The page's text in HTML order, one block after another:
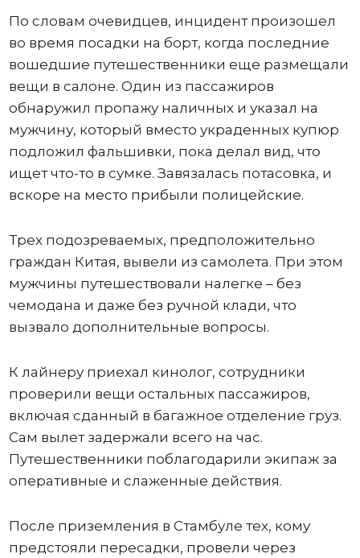
По словам очевидцев, инцидент произошел
во время посадки на борт, когда последние
вошедшие путешественники еще размещали
вещи в салоне. Один из пассажиров
обнаружил пропажу наличных и указал на
мужчину, который вместо украденных купюр
подложил фальшивки, пока делал вид, что
ищет что-то в сумке. Завязалась потасовка, и
вскоре на место прибыли полицейские.
Трех подозреваемых, предположительно
граждан Китая, вывели из самолета. При этом
мужчины путешествовали налегке – без
чемодана и даже без ручной клади, что
вызвало дополнительные вопросы.
К лайнеру приехал кинолог, сотрудники
проверили вещи остальных пассажиров,
включая сданный в багажное отделение груз.
Сам вылет задержали всего на час.
Путешественники поблагодарили экипаж за
оперативные и слаженные действия.
После приземления в Стамбуле тех, кому
предстояли пересадки, провели через